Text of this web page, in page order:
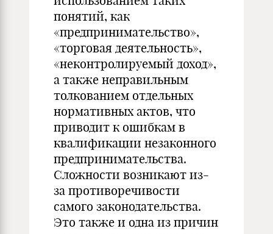
понятий, как
«предпринимательство»,
«торговая деятельность»,
«неконтролируемый доход»,
а также неправильным
толкованием отдельных
нормативных актов, что
приводит к ошибкам в
квалификации незаконного
предпринимательства.
Сложности возникают из-
за противоречивости
самого законодательства.
Это также и одна из причин